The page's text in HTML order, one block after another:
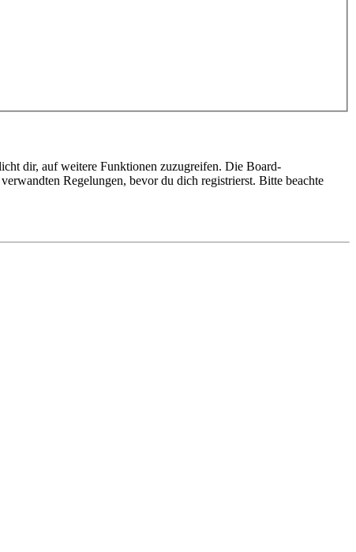
dir, auf weitere Funktionen zuzugreifen. Die Board-
Regelungen, bevor du dich registrierst. Bitte beachte